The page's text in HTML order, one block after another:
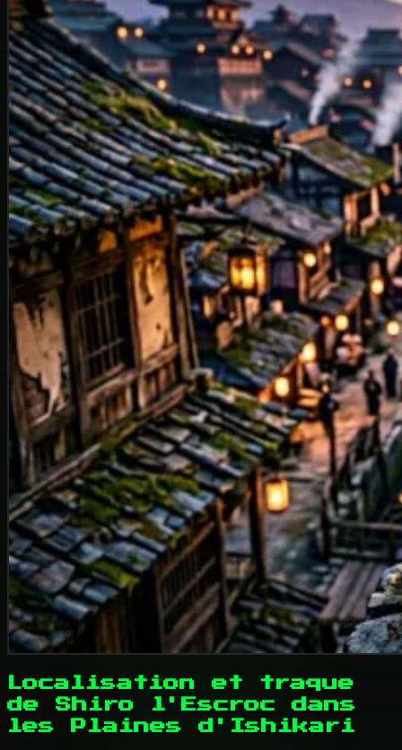
Localisation et traque
de Shiro l'Escroc dans
les Plaines d'Ishikari